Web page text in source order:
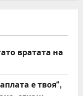
вратата на
е твоя“,